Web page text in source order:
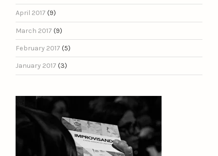
April 2017 (9)
March 2017 (9)
February 2017 (5)
January 2017 (3)